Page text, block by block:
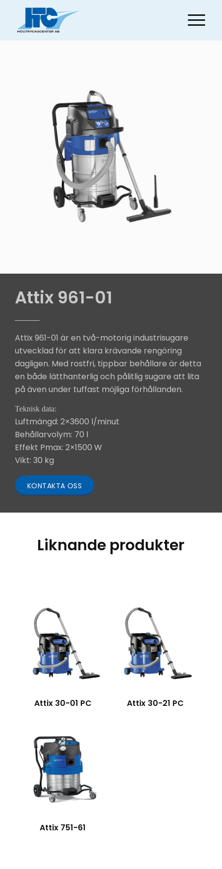
Attix 961-01
Attix 961-01 är en två-motorig industrisugare
utvecklad för att klara krävande rengöring
dagligen. Med rostfri, tippbar behållare är detta
en både lätthanterlig och pålitlig sugare att lita
på även under tuffast möjliga förhållanden.
Teknisk data:
Luftmängd: 2×3600 l/minut
Behållarvolym: 70 l
Effekt Pmax: 2×1500 W
Vikt: 30 kg
KONTAKTA OSS
Liknande produkter
Attix 30-01 PC Attix 30-21 PC
Attix 751-61